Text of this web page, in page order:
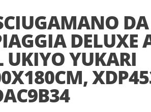
DA
DELUXE
UKIYO YUKARI